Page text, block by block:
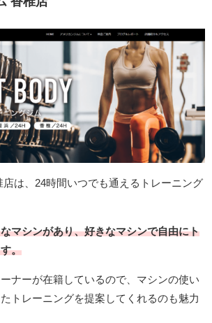
店は、24時間いつでも通えるトレーニング
マシンがあり、好きなマシンで自由にト
。
ナーが在籍しているので、マシンの使い
トレーニングを提案してくれるのも魅力